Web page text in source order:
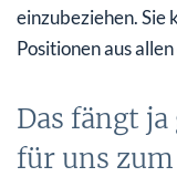
einzubeziehen. Sie
Positionen aus
Das fängt
für uns